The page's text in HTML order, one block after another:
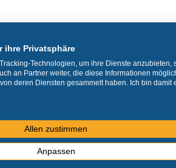
ihre Privatsphäre
Technologien, um ihre Dienste
an Partner weiter, die diese Informationen
deren Diensten gesammelt haben. Ich bin
Allen zustimmen
Anpassen